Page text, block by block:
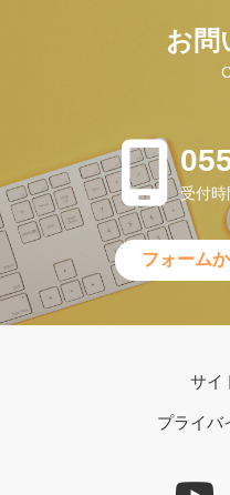
お問
受付
フォーム
サイ
プライバ